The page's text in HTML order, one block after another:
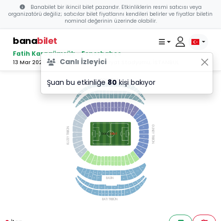
Banabilet bir ikincil bilet pazarıdır. Etkinliklerin resmi satıcısı veya
organizatörü değiliz; satıcılar bilet fiyatlarını kendileri belirler ve fiyatlar biletin
nominal değerinin üzerinde olabilir.
banabilet
Fatih Karagümrük - Fenerbahçe
13 Mar 2026 20:00 - Atatürk Olimpiyat Stadyumu, İSTANBUL
BASIN
BATI TRİBÜN
DOĞU TRİBÜN
KUZEY TRİBÜN GUNEY TRİBÜN
bilet
bana
722
722
721
721
718
717
716
716
715
715
714
714
713
712
711
710
710
709
708
707
706
705
704
703
703
702
702
701
701
324
323
322
321
320
319
318
317
316
315
314
313
312
311
914
914
913
913
912
912
911
911
910
910
910
909
909
908 907 905
905
905
904
904
903
903
902
902 901
901
606
605
602
602 601
406
406 405
405
405
405
405 404 403
403 402
402
402
401
401
334
301
336
335
211
210
209
208 207 206 205 204 203 202 201 200
334
333
332
331
330
329
328
327
326
325
308
307
306
305
304
303
Canlı İzleyici
Şuan bu etkinliğe 80 kişi bakıyor